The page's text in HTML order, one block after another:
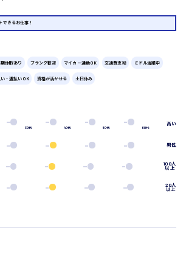
できるお仕事！
期休暇あり ブランク歓迎 マイカー通勤OK 交通費支給 ミドル活躍中
い・週払いOK 資格が活かせる 土日休み
30代 40代 50代 60代
高い
男性
100人
以上
20人
以上